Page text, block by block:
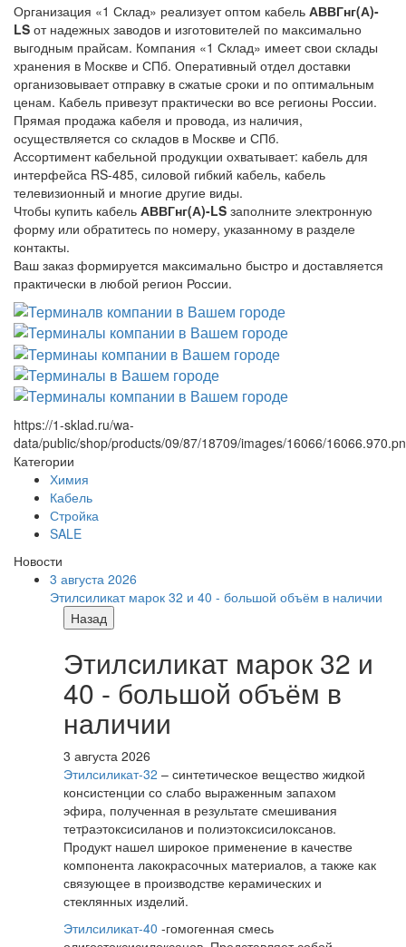
Организация «1 Склад» реализует оптом кабель АВВГнг(А)-
LS от надежных заводов и изготовителей по максимально
выгодным прайсам. Компания «1 Склад» имеет свои склады
хранения в Москве и СПб. Оперативный отдел доставки
организовывает отправку в сжатые сроки и по оптимальным
ценам. Кабель привезут практически во все регионы России.
Прямая продажа кабеля и провода, из наличия,
осуществляется со складов в Москве и СПб.
Ассортимент кабельной продукции охватывает: кабель для
интерфейса RS-485, силовой гибкий кабель, кабель
телевизионный и многие другие виды.
Чтобы купить кабель АВВГнг(А)-LS заполните электронную
форму или обратитесь по номеру, указанному в разделе
контакты.
Ваш заказ формируется максимально быстро и доставляется
практически в любой регион России.
https://1-sklad.ru/wa-
data/public/shop/products/09/87/18709/images/16066/
Категории
Химия
Кабель
Стройка
SALE
Новости
3 августа 2026
Этилсиликат марок 32 и 40 - большой объём в наличии
Назад
Этилсиликат марок 32 и
40 - большой объём в
наличии
3 августа 2026
Этилсиликат-32 – синтетическое вещество жидкой
консистенции со слабо выраженным запахом
эфира, полученная в результате смешивания
тетpаэтоксисиланов и полиэтоксисилоксанов.
Продукт нашел широкое применение в качестве
компонента лакокрасочных материалов, а также как
связующее в производстве керамических и
стеклянных изделий.
Этилсиликат-40 -гомогенная смесь